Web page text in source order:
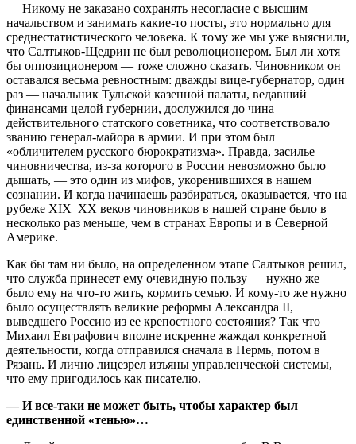
— Никому не заказано сохранять несогласие с высшим
начальством и занимать какие-то посты, это нормально для
среднестатистического человека. К тому же мы уже выяснили,
что Салтыков-Щедрин не был революционером. Был ли хотя
бы оппозиционером — тоже сложно сказать. Чиновником он
оставался весьма ревностным: дважды вице-губернатор, один
раз — начальник Тульской казенной палаты, ведавший
финансами целой губернии, дослужился до чина
действительного статского советника, что соответствовало
званию генерал-майора в армии. И при этом был
«обличителем русского бюрократизма». Правда, засилье
чиновничества, из-за которого в России невозможно было
дышать, — это один из мифов, укоренившихся в нашем
сознании. И когда начинаешь разбираться, оказывается, что на
рубеже XIX–XX веков чиновников в нашей стране было в
несколько раз меньше, чем в странах Европы и в Северной
Америке.
Как бы там ни было, на определенном этапе Салтыков решил,
что служба принесет ему очевидную пользу — нужно же
было ему на что-то жить, кормить семью. И кому-то же нужно
было осуществлять великие реформы Александра II,
выведшего Россию из ее крепостного состояния? Так что
Михаил Евграфович вполне искренне жаждал конкретной
деятельности, когда отправился сначала в Пермь, потом в
Рязань. И лично лицезрел изъяны управленческой системы,
что ему пригодилось как писателю.
— И все-таки не может быть, чтобы характер был
единственной «тенью»…